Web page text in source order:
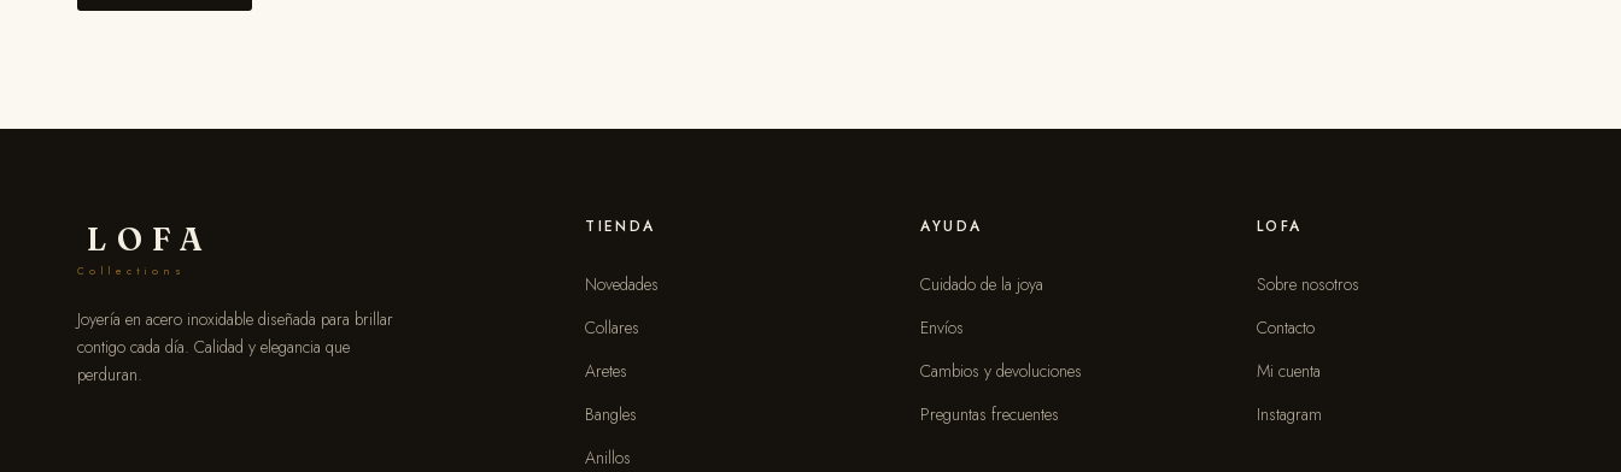
LOFA
Collections
Joyería en acero inoxidable diseñada para brillar
contigo cada día. Calidad y elegancia que
perduran.
TIENDA
Novedades
Collares
Aretes
Bangles
Anillos
AYUDA
Cuidado de la joya
Envíos
Cambios y devoluciones
Preguntas frecuentes
LOFA
Sobre nosotros
Contacto
Mi cuenta
Instagram